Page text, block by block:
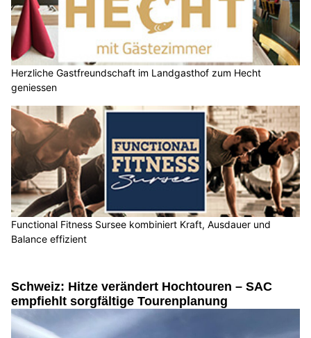
Herzliche Gastfreundschaft im Landgasthof zum Hecht
geniessen
Functional Fitness Sursee kombiniert Kraft, Ausdauer und
Balance effizient
Schweiz: Hitze verändert Hochtouren – SAC
empfiehlt sorgfältige Tourenplanung